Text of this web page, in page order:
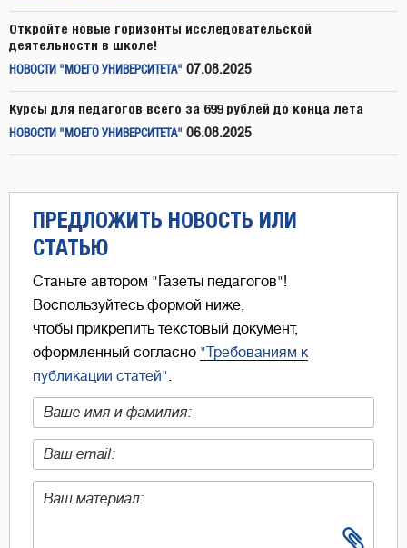
Откройте новые горизонты исследовательской
деятельности в школе!
НОВОСТИ "МОЕГО УНИВЕРСИТЕТА" 07.08.2025
Курсы для педагогов всего за 699 рублей до конца лета
НОВОСТИ "МОЕГО УНИВЕРСИТЕТА" 06.08.2025
ПРЕДЛОЖИТЬ НОВОСТЬ ИЛИ
СТАТЬЮ
Станьте автором "Газеты педагогов"!
Воспользуйтесь формой ниже,
чтобы прикрепить текстовый документ,
оформленный согласно "Требованиям к
публикации статей".